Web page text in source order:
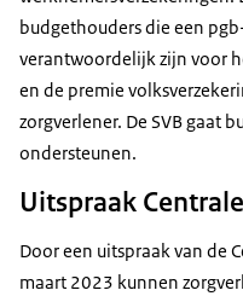
budgethouders die een
verantwoordelijk zijn voor
en de premie
zorgverlener. De SVB gaat
ondersteunen.
Uitspraak
Door een uitspraak van de
maart 2023 kunnen